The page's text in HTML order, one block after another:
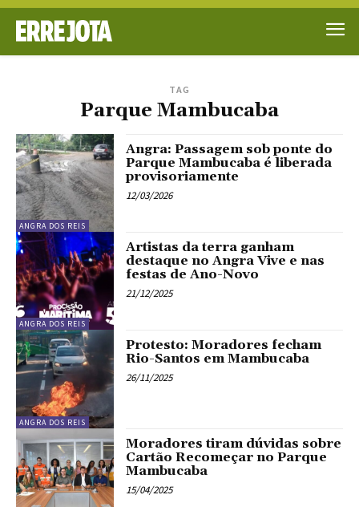
TAG
Parque Mambucaba
ANGRA DOS REIS
Angra: Passagem sob ponte do
Parque Mambucaba é liberada
provisoriamente
12/03/2026
ANGRA DOS REIS
Artistas da terra ganham
destaque no Angra Vive e nas
festas de Ano-Novo
21/12/2025
ANGRA DOS REIS
Protesto: Moradores fecham
Rio-Santos em Mambucaba
26/11/2025
Moradores tiram dúvidas sobre
Cartão Recomeçar no Parque
Mambucaba
15/04/2025